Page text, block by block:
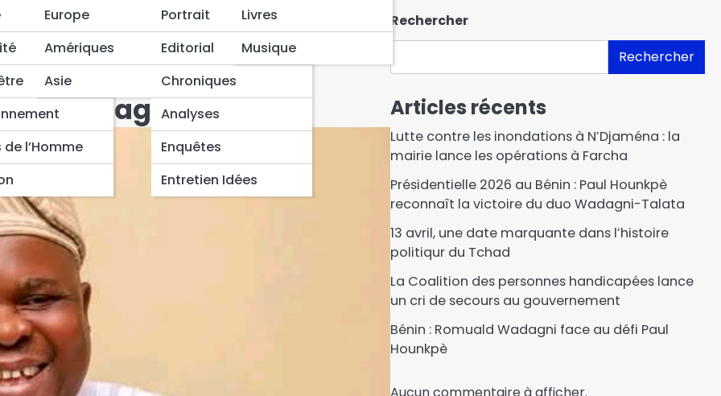
l’Homme
Europe
Amériques
Asie
Portrait
Editorial
Chroniques
Analyses
Enquêtes
Entretien Idées
Livres
Musique
victoire du duo Wadagni-Talata
: Paul Hounkpè
Wadagni-Talata
Rechercher
Rechercher
Articles récents
Lutte contre les inondations à N’Djaména : la
mairie lance les opérations à Farcha
Présidentielle 2026 au Bénin : Paul Hounkpè
reconnaît la victoire du duo Wadagni-Talata
13 avril, une date marquante dans l’histoire
politiqur du Tchad
La Coalition des personnes handicapées lance
un cri de secours au gouvernement
Bénin : Romuald Wadagni face au défi Paul
Hounkpè
Aucun commentaire à afficher.